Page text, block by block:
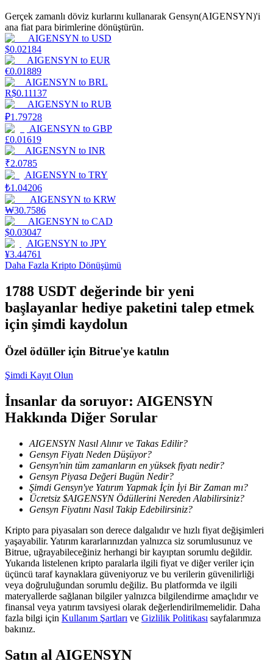
Günlük rekabetçi ödüller kazanın
Staking
Yüksek getiri ve anında erişim
Popüler token'lar kazanmak için esnek staking
BTR Kilitleme
BTR sahiplerine özel yatırımlar
Krediler
Kripto destekli borçlanma hizmeti
Gerçek zamanlı döviz kurlarını kullanarak Gensyn(AIGENSYN)'i
ana fiat para birimlerine dönüştürün.
AIGENSYN to USD
$0.02184
AIGENSYN to EUR
€0.01889
AIGENSYN to BRL
R$0.11137
AIGENSYN to RUB
₽1.79728
AIGENSYN to GBP
£0.01619
AIGENSYN to INR
₹2.0785
AIGENSYN to TRY
₺1.04206
AIGENSYN to KRW
₩30.7586
AIGENSYN to CAD
$0.03047
AIGENSYN to JPY
¥3.44761
Daha Fazla Kripto Dönüşümü
1788 USDT değerinde bir yeni
başlayanlar hediye paketini talep etmek
için şimdi kaydolun
Özel ödüller için Bitrue'ye katılın
Şimdi Kayıt Olun
İnsanlar da soruyor: AIGENSYN
Hakkında Diğer Sorular
AIGENSYN Nasıl Alınır ve Takas Edilir?
Gensyn Fiyatı Neden Düşüyor?
Gensyn'nin tüm zamanların en yüksek fiyatı nedir?
Gensyn Piyasa Değeri Bugün Nedir?
Şimdi Gensyn'ye Yatırım Yapmak İçin İyi Bir Zaman mı?
Ücretsiz $AIGENSYN Ödüllerini Nereden Alabilirsiniz?
Gensyn Fiyatını Nasıl Takip Edebilirsiniz?
Kripto para piyasaları son derece dalgalıdır ve hızlı fiyat değişimleri
yaşayabilir. Yatırım kararlarınızdan yalnızca siz sorumlusunuz ve
Bitrue, uğrayabileceğiniz herhangi bir kayıptan sorumlu değildir.
Yukarıda listelenen kripto paralarla ilgili fiyat ve diğer veriler için
üçüncü taraf kaynaklara güveniyoruz ve bu verilerin güvenilirliği
veya doğruluğundan sorumlu değiliz. Bu platformda ve ilgili
materyallerde sağlanan bilgiler yalnızca bilgilendirme amaçlıdır ve
finansal veya yatırım tavsiyesi olarak değerlendirilmemelidir. Daha
fazla bilgi için Kullanım Şartları ve Gizlilik Politikası sayfalarımıza
bakınız.
Satın al AIGENSYN